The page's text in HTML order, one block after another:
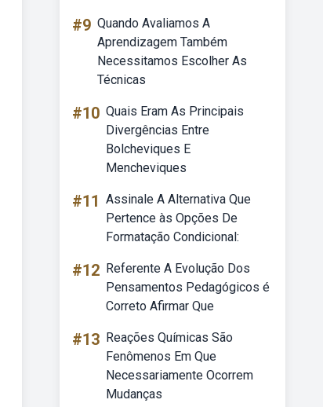
#9 Quando Avaliamos A
Aprendizagem Também
Necessitamos Escolher As
Técnicas
#10 Quais Eram As Principais
Divergências Entre
Bolcheviques E
Mencheviques
#11 Assinale A Alternativa Que
Pertence às Opções De
Formatação Condicional:
#12 Referente A Evolução Dos
Pensamentos Pedagógicos é
Correto Afirmar Que
#13 Reações Químicas São
Fenômenos Em Que
Necessariamente Ocorrem
Mudanças